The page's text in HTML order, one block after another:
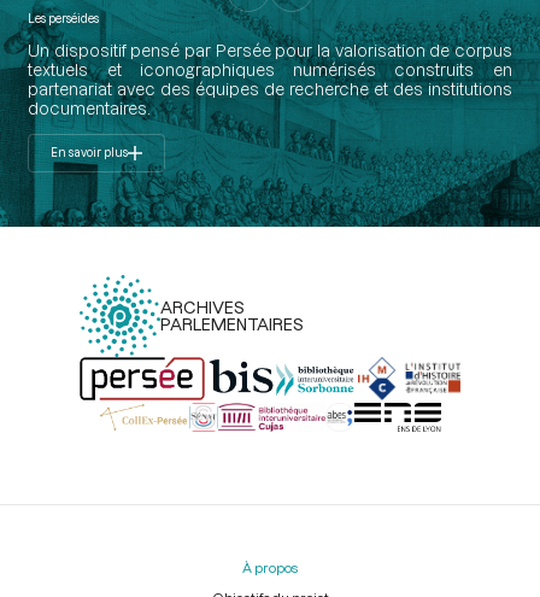
Les perséides
Un dispositif pensé par Persée pour la valorisation de corpus
textuels et iconographiques numérisés construits en
partenariat avec des équipes de recherche et des institutions
documentaires.
En savoir plus
ARCHIVES
PARLEMENTAIRES
Menu
À propos